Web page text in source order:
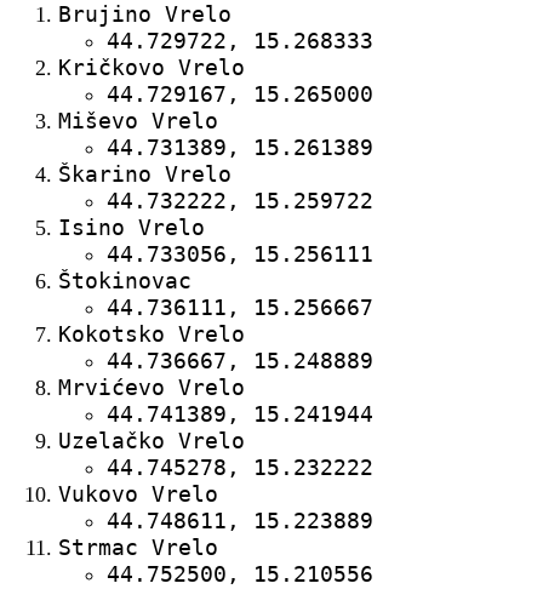
Brujino Vrelo
44.729722, 15.268333
Kričkovo Vrelo
44.729167, 15.265000
Miševo Vrelo
44.731389, 15.261389
Škarino Vrelo
44.732222, 15.259722
Isino Vrelo
44.733056, 15.256111
Štokinovac
44.736111, 15.256667
Kokotsko Vrelo
44.736667, 15.248889
Mrvićevo Vrelo
44.741389, 15.241944
Uzelačko Vrelo
44.745278, 15.232222
Vukovo Vrelo
44.748611, 15.223889
Strmac Vrelo
44.752500, 15.210556